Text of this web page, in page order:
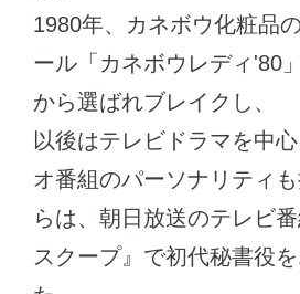
1980年、カネボウ化粧品
ール「カネボウレディ'80
から選ばれブレイクし、
以後はテレビドラマを中
オ番組のパーソナリティ
らは、朝日放送のテレビ
スクープ』で初代秘書役